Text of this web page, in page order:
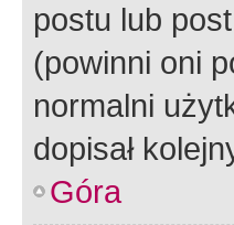
postu lub
(powinni oni
normalni
dopisał
Góra